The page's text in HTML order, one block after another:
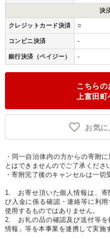
決
クレジットカード決済 ○
コンビニ決済 -
銀行決済（ペイジー） -
こちらの
上富田
お気に
・同一自治体内の方からの寄附
とはできませんのでご了承くださ
・寄附完了後のキャンセルは一切
1. お寄せ頂いた個人情報は、寄
び入金に係る確認・連絡等に利
使用するものではありません。
2. お礼の品の確認及び送付等を
情報」等を本事業を連携して実施